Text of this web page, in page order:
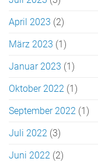
April 2023 (2)
März 2023 (1)
Januar 2023 (1)
Oktober 2022 (1)
September 2022 (1)
Juli 2022 (3)
Juni 2022 (2)